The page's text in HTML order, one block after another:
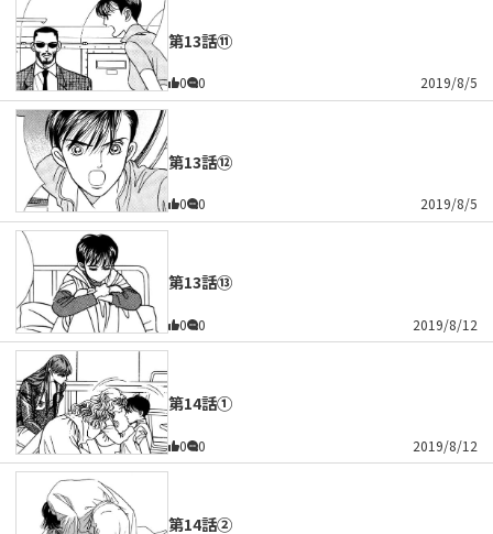
第13話⑪
0 0 2019/8/5
第13話⑫
0 0 2019/8/5
第13話⑬
0 0 2019/8/12
第14話①
0 0 2019/8/12
第14話②